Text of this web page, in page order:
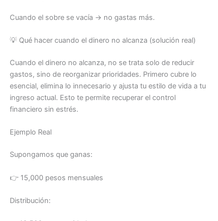
Cuando el sobre se vacía → no gastas más.
💡 Qué hacer cuando el dinero no alcanza (solución real)
Cuando el dinero no alcanza, no se trata solo de reducir
gastos, sino de reorganizar prioridades. Primero cubre lo
esencial, elimina lo innecesario y ajusta tu estilo de vida a tu
ingreso actual. Esto te permite recuperar el control
financiero sin estrés.
Ejemplo Real
Supongamos que ganas:
👉 15,000 pesos mensuales
Distribución: